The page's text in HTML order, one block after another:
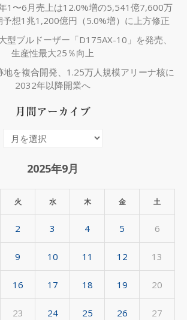
1〜6月売上は12.0%増の5,541億7,600万
想1兆1,200億円（5.0%増）に上方修正
型ブルドーザー「D175AX-10」を発売、
生産性最大25％向上
地を複合開発、1.25万人規模アリーナ核に
2032年以降開業へ
月間アーカイブ
イ
2025年9月
火 水 木 金 土
2 3 4 5 6
9 10 11 12 13
16 17 18 19 20
23 24 25 26 27